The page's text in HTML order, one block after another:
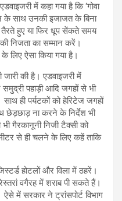
में कहा गया है कि ‘गोवा
के साथ उनकी इजाजत के बिना
हुए या फिर धूप सेंकते समय
निजता का सम्मान करें।
लिए ऐसा किया गया है।
जारी की है। एडवाइजरी में
पहाड़ी आदि जगहों से भी
ही पर्यटकों को हेरिटेज जगहों
छेड़छाड़ ना करने के निर्देश भी
गैरकानूनी निजी टैक्सी को
से ही चलने के लिए कहें ताकि
होटलों और विला में ठहरें।
वगैरह में शराब पी सकते हैं।
में सरकार ने ट्रांसपोर्ट विभाग